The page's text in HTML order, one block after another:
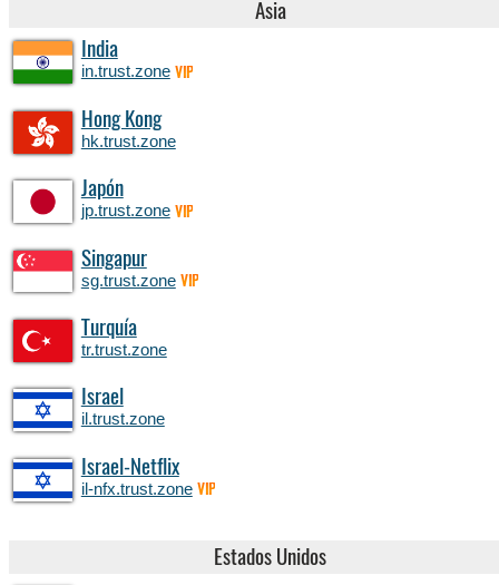
Asia
India
in.trust.zone VIP
Hong Kong
hk.trust.zone
Japón
jp.trust.zone VIP
Singapur
sg.trust.zone VIP
Turquía
tr.trust.zone
Israel
il.trust.zone
Israel-Netflix
il-nfx.trust.zone VIP
Estados Unidos